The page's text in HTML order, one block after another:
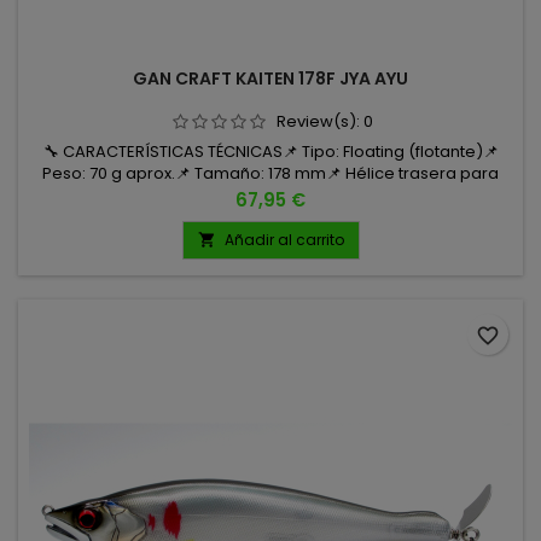
GAN CRAFT KAITEN 178F JYA AYU
Review(s): 0
🔧 CARACTERÍSTICAS TÉCNICAS📌 Tipo: Floating (flotante)📌
Peso: 70 g aprox.📌 Tamaño: 178 mm📌 Hélice trasera para
crear turbulencias sin alterar la trayectoria📌
Anzuelos: Cultiva ST-36BC tamaño 1📌 Acabado hiperrealista,
detalles en relieve y perfil alto para máxima visibilidad
Precio
67,95 €
 Añadir al carrito
favorite_border